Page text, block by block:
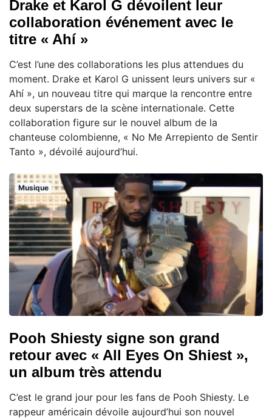
Drake et Karol G dévoilent leur
collaboration événement avec le
titre « Ahí »
C’est l’une des collaborations les plus attendues du
moment. Drake et Karol G unissent leurs univers sur «
Ahí », un nouveau titre qui marque la rencontre entre
deux superstars de la scène internationale. Cette
collaboration figure sur le nouvel album de la
chanteuse colombienne, « No Me Arrepiento de Sentir
Tanto », dévoilé aujourd’hui.
Musique
Pooh Shiesty signe son grand
retour avec « All Eyes On Shiest »,
un album très attendu
C’est le grand jour pour les fans de Pooh Shiesty. Le
rappeur américain dévoile aujourd’hui son nouvel